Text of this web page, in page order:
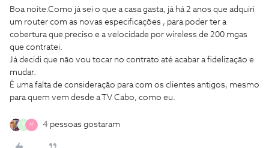
Boa noite.Como já sei o que a casa gasta, já há 2 anos que adquiri
um router com as novas especificações , para poder ter a
cobertura que preciso e a velocidade por wireless de 200 mgas
que contratei.
Já decidi que não vou tocar no contrato até acabar a fidelização e
mudar.
É uma falta de consideração para com os clientes antigos, mesmo
para quem vem desde a TV Cabo, como eu.
M 4 pessoas gostaram